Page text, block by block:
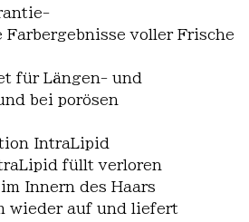
voller Frische
für Längen- und
bei porösen
IntraLipid
füllt verloren
Innern des Haars
wieder auf und liefert